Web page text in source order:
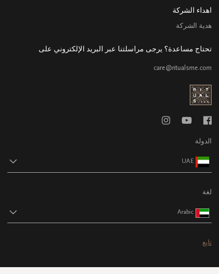
اهداء الشركة
هدية الشركة
تحتاج مساعدة؟ يرجى مراسلتنا عبر البريد الإلكتروني على
care@ritualsme.com
الدولة
UAE
لغة
Arabic
تابع